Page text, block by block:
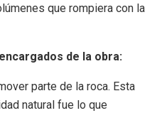
que rompiera con la
de la obra:
parte de la roca. Esta
natural fue lo que